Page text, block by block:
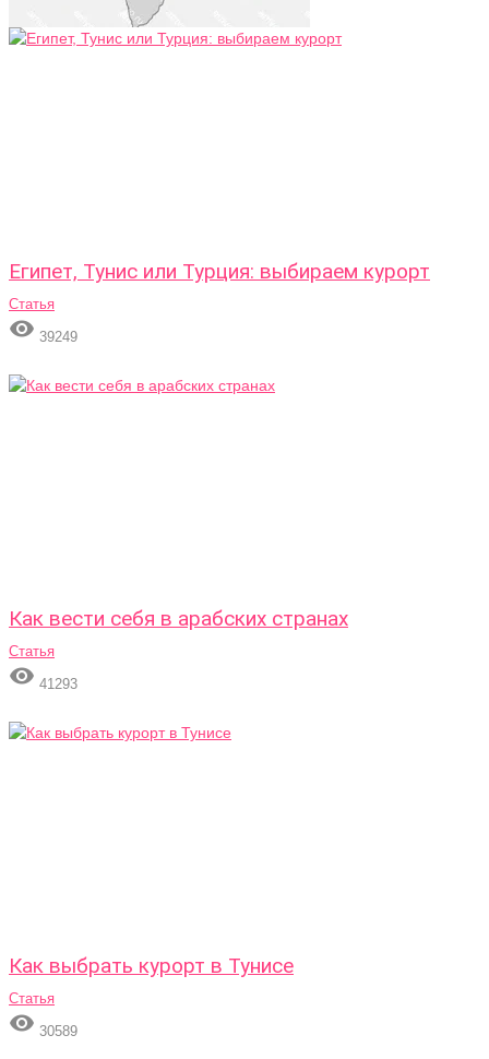
Египет, Тунис или Турция: выбираем курорт
Статья
 39249
Как вести себя в арабских странах
Статья
 41293
Как выбрать курорт в Тунисе
Статья
 30589